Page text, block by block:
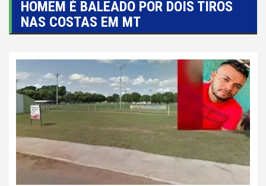
HOMEM É BALEADO POR DOIS TIROS
NAS COSTAS EM MT